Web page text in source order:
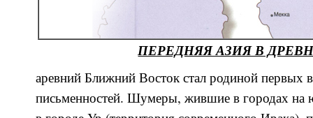
ПЕРЕДНЯЯ АЗИЯ В
аревний Ближний Восток стал родиной первых
письменностей. Шумеры, жившие в городах на